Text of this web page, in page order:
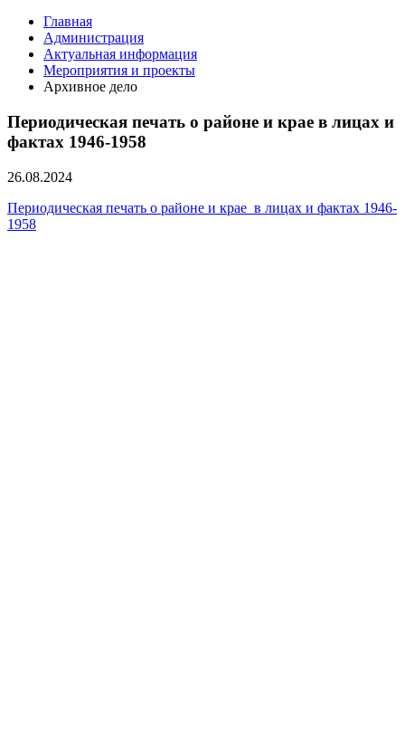
Главная
Администрация
Актуальная информация
Мероприятия и проекты
Архивное дело
Периодическая печать о районе и крае в лицах и
фактах 1946-1958
26.08.2024
Периодическая печать о районе и крае в лицах и фактах 1946-
1958